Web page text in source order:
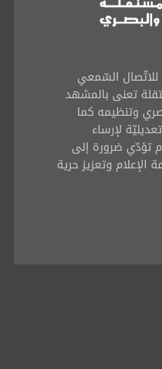
للاتّصال السّمعي
تعنى بالمشهد
وتنظيمه كما
لإرساء
تؤدّي ضرورة إلى
وتعزيز حرية